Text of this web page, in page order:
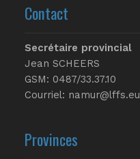
Contact
Secrétaire provincial
Jean SCHEERS
GSM: 0487/33.37.10
Courriel: namur@lffs.eu
Provinces